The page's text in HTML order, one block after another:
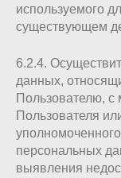
используемого
существующем
6.2.4.
данных,
Пользователю,
Пользователя
персональных
выявления